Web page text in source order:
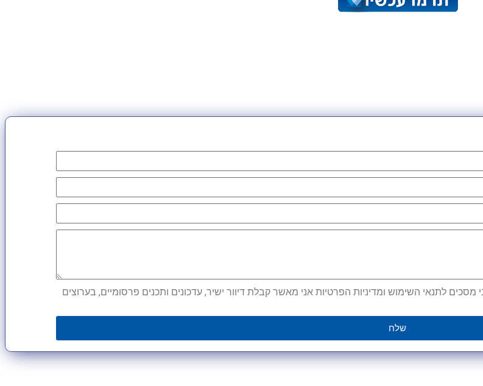
לתנאי השימוש ומדיניות הפרטיות אני מאשר קבלת דיוור ישיר, עדכונים ותכנים פרסומיים, בערוצים
שלח